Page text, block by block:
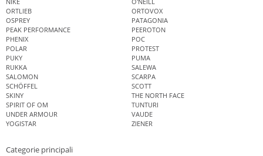
ORTLIEB
ORTOVOX
OSPREY
PATAGONIA
PEAK PERFORMANCE
PEEROTON
PHENIX
POC
POLAR
PROTEST
PUKY
PUMA
RUKKA
SALEWA
SALOMON
SCARPA
SCHÖFFEL
SCOTT
SKINY
THE NORTH FACE
SPIRIT OF OM
TUNTURI
UNDER ARMOUR
VAUDE
YOGISTAR
ZIENER
Categorie principali